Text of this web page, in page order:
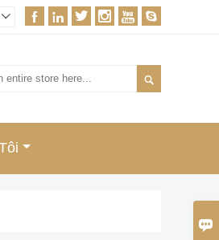

     

